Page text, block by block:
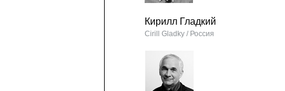
Кирилл Гладкий
Cirill Gladky / Россия